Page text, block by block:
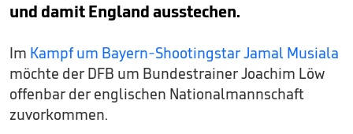
und damit England ausstechen.
Im Kampf um Bayern-Shootingstar Jamal Musiala
möchte der DFB um Bundestrainer Joachim Löw
offenbar der englischen Nationalmannschaft
zuvorkommen.